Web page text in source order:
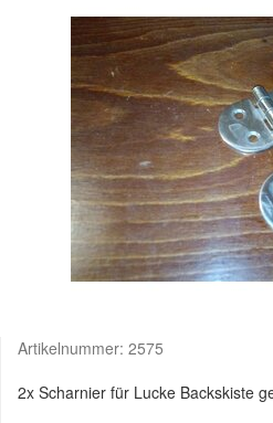
Artikelnummer: 2575
2x Scharnier für Lucke Backskiste